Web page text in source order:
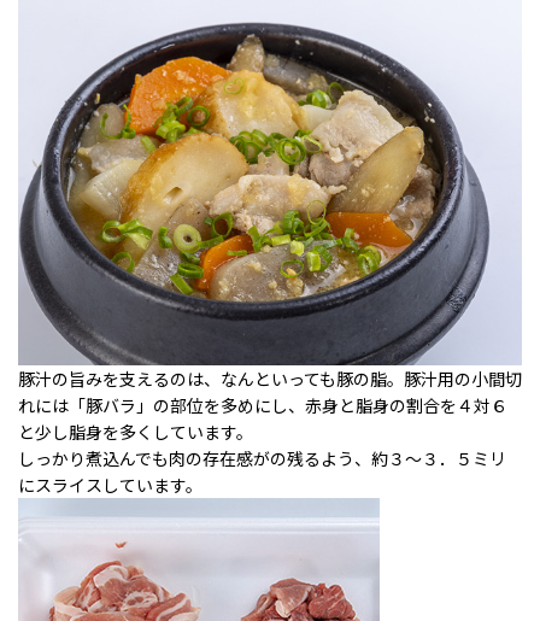
豚汁の旨みを支えるのは、なんといっても豚の脂。豚汁用の小間切
れには「豚バラ」の部位を多めにし、赤身と脂身の割合を４対６
と少し脂身を多くしています。
しっかり煮込んでも肉の存在感がの残るよう、約３～３．５ミリ
にスライスしています。